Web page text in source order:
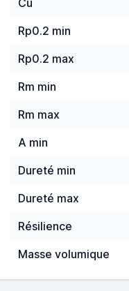
Cu
Rp0.2 min
Rp0.2 max
Rm min
Rm max
A min
Dureté min
Dureté max
Résilience
Masse volumique